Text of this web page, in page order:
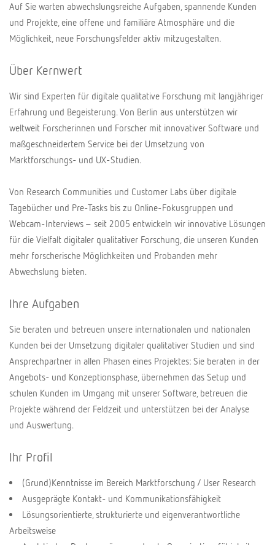
Auf Sie warten abwechslungsreiche Aufgaben, spannende Kunden
und Projekte, eine offene und familiäre Atmosphäre und die
Möglichkeit, neue Forschungsfelder aktiv mitzugestalten.
Über Kernwert
Wir sind Experten für digitale qualitative Forschung mit langjähriger
Erfahrung und Begeisterung. Von Berlin aus unterstützen wir
weltweit Forscherinnen und Forscher mit innovativer Software und
maßgeschneidertem Service bei der Umsetzung von
Marktforschungs- und UX-Studien.
Von Research Communities und Customer Labs über digitale
Tagebücher und Pre-Tasks bis zu Online-Fokusgruppen und
Webcam-Interviews – seit 2005 entwickeln wir innovative Lösungen
für die Vielfalt digitaler qualitativer Forschung, die unseren Kunden
mehr forscherische Möglichkeiten und Probanden mehr
Abwechslung bieten.
Ihre Aufgaben
Sie beraten und betreuen unsere internationalen und nationalen
Kunden bei der Umsetzung digitaler qualitativer Studien und sind
Ansprechpartner in allen Phasen eines Projektes: Sie beraten in der
Angebots- und Konzeptionsphase, übernehmen das Setup und
schulen Kunden im Umgang mit unserer Software, betreuen die
Projekte während der Feldzeit und unterstützen bei der Analyse
und Auswertung.
Ihr Profil
(Grund)Kenntnisse im Bereich Marktforschung / User Research
Ausgeprägte Kontakt- und Kommunikationsfähigkeit
Lösungsorientierte, strukturierte und eigenverantwortliche
Arbeitsweise